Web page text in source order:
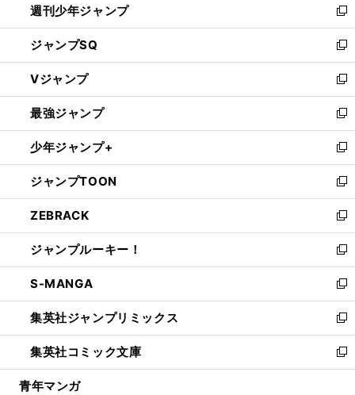
く
週刊少年ジャンプ
新
し
い
ウ
ィ
ン
ド
ウ
で
開
く
ジャンプSQ
新
し
い
ウ
ィ
ン
ド
ウ
で
開
く
Vジャンプ
新
し
い
ウ
ィ
ン
ド
ウ
で
開
く
最強ジャンプ
新
し
い
ウ
ィ
ン
ド
ウ
で
開
く
少年ジャンプ+
新
し
い
ウ
ィ
ン
ド
ウ
で
開
く
ジャンプTOON
新
し
い
ウ
ィ
ン
ド
ウ
で
開
く
ZEBRACK
新
し
い
ウ
ィ
ン
ド
ウ
で
開
ジャンプルーキー！
新
し
い
ウ
ィ
ン
ド
ウ
S-MANGA
新
し
い
ウ
ィ
ン
集英社ジャンプリミックス
新
し
い
ウ
集英社コミック文庫
新
し
青年マンガ